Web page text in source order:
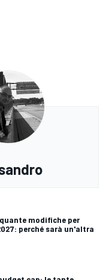
modifiche per
perché sarà un'altra